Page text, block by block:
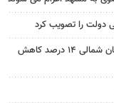
دولت را تصویب کرد
براتی‌زاده: تغییر کاربری غیرمجاز اراضی خراسان شمالی ۱۴ درصد کاهش